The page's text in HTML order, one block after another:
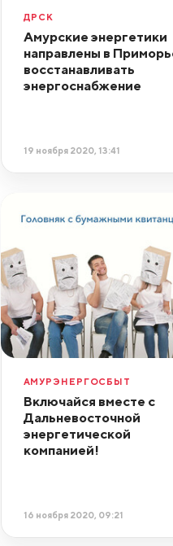
ДРСК
Амурские энергетики
направлены в
восстанавливать
энергоснабжение
19 ноября 2020, 13:41
АМУРЭНЕРГОСБЫТ
Включайся вместе с
Дальневосточной
энергетической
компанией!
16 ноября 2020, 09:21